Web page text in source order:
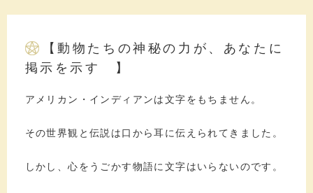
【動物たちの神秘の力が、あなたに
掲示を示す 】
アメリカン・インディアンは文字をもちません。
その世界観と伝説は口から耳に伝えられてきました。
しかし、心をうごかす物語に文字はいらないのです。